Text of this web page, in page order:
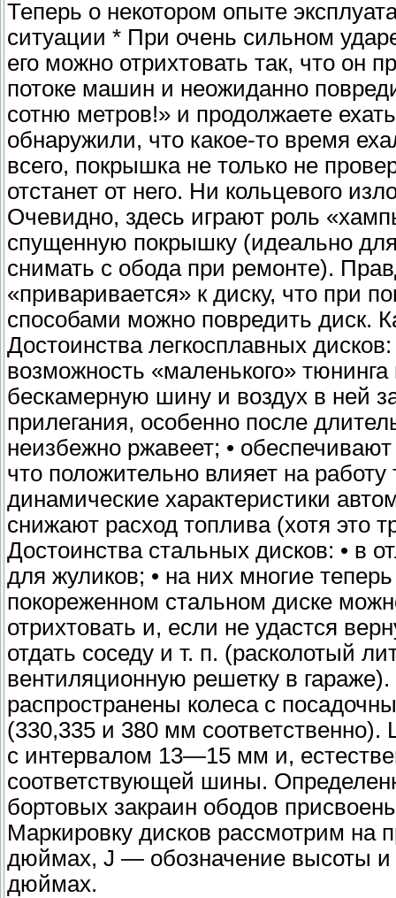
Теперь о некотором опыте
ситуации * При очень сильном
его можно отрихтовать так, что он
потоке машин и неожиданно
сотню метров!» и продолжаете
обнаружили, что какое-то время
всего, покрышка не только не
отстанет от него. Ни кольцевого
Очевидно, здесь играют роль
спущенную покрышку (идеально
снимать с обода при ремонте).
«приваривается» к диску, что при
способами можно повредить диск.
Достоинства легкосплавных
возможность «маленького»
бескамерную шину и воздух в ней
прилегания, особенно после
неизбежно ржавеет; •
что положительно влияет на
динамические характеристики
снижают расход топлива (хотя это
Достоинства стальных дисков: • в
для жуликов; • на них многие
покореженном стальном диске
отрихтовать и, если не удастся
отдать соседу и т. п. (расколотый
вентиляционную решетку в
распространены колеса с
(330,335 и 380 мм
с интервалом 13—15 мм и,
соответствующей шины.
бортовых закраин ободов
Маркировку дисков рассмотрим
дюймах, J — обозначение высоты
дюймах.